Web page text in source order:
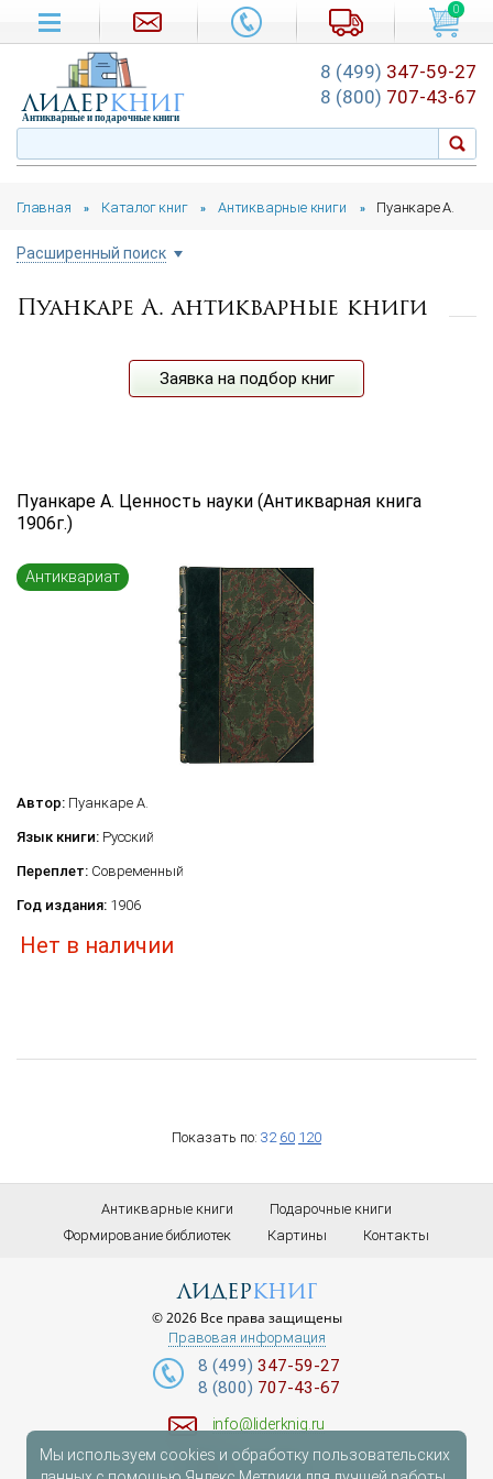
Главная » Каталог книг » Антикварные книги » Пуанкаре А.
Расширенный поиск
Цена руб.
Язык книги
Переплет
по году издания
по дате поступления (новинки)
Пуанкаре А. антикварные книги
Заявка на подбор книг
Пуанкаре А. Ценность науки (Антикварная книга
1906г.)
Антиквариат
Автор: Пуанкаре А.
Язык книги: Русский
Переплет: Современный
Год издания: 1906
Нет в наличии
Показать по: 32 60 120
0
лидеркниг
Антикварные и подарочные книги
8 (499) 347-59-27
8 (800) 707-43-67
Антикварные книги
Подарочные книги
Формирование библиотек
Картины Контакты
лидеркниг
© 2026 Все права защищены
Правовая информация
8 (499) 347-59-27
8 (800) 707-43-67
info@liderknig.ru
Доставка
Мы используем cookies и обработку пользовательских